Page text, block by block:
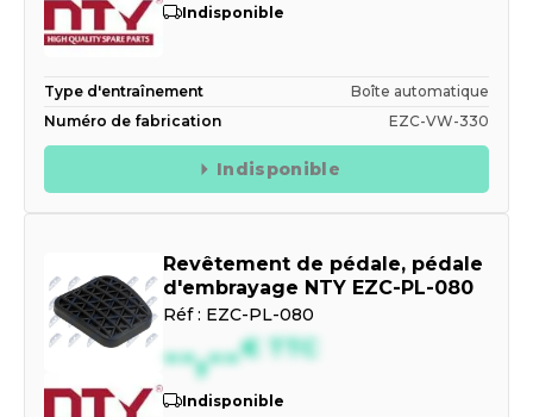
Indisponible
Type d'entraînement
Boîte automatique
Numéro de fabrication
EZC-VW-330
Indisponible
Revêtement de pédale, pédale
d'embrayage NTY EZC-PL-080
Réf : EZC-PL-080
--,--€ TTC
Indisponible